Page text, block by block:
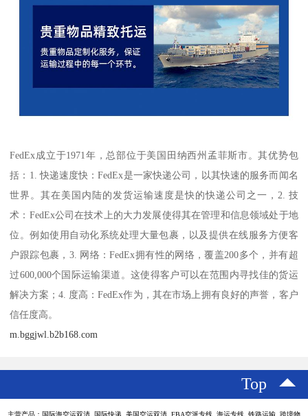
FedEx成立于1971年，总部位于美国田纳西州孟菲斯市。其优势包
括：1. 快递速度快：FedEx是一家快递公司，以其快速的服务而闻名
世界。其在美国内陆的发货运输速度是快的快递公司之一，2. 技
术：FedEx公司在技术上的大力发展使得其在管理和信息领域处于地
位。例如使用自动化系统处理大量包裹，以及提供在线服务方便客
户跟踪包裹，3. 网络：FedEx拥有性的网络，覆盖200多个，并有超
过600,000个国际运输渠道。这使得客户可以在范围内寻找佳的货运
解决方案；4. 度高：FedEx作为，其在市场上拥有良好的声誉，客户
信任度高。
m.bggjwl.b2b168.com
Top